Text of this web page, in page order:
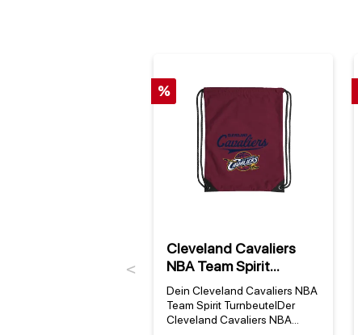
Previous
%
Cleveland Cavaliers
NBA Team Spirit
Turnbeutel
Dein Cleveland Cavaliers NBA
Team Spirit TurnbeutelDer
Cleveland Cavaliers NBA